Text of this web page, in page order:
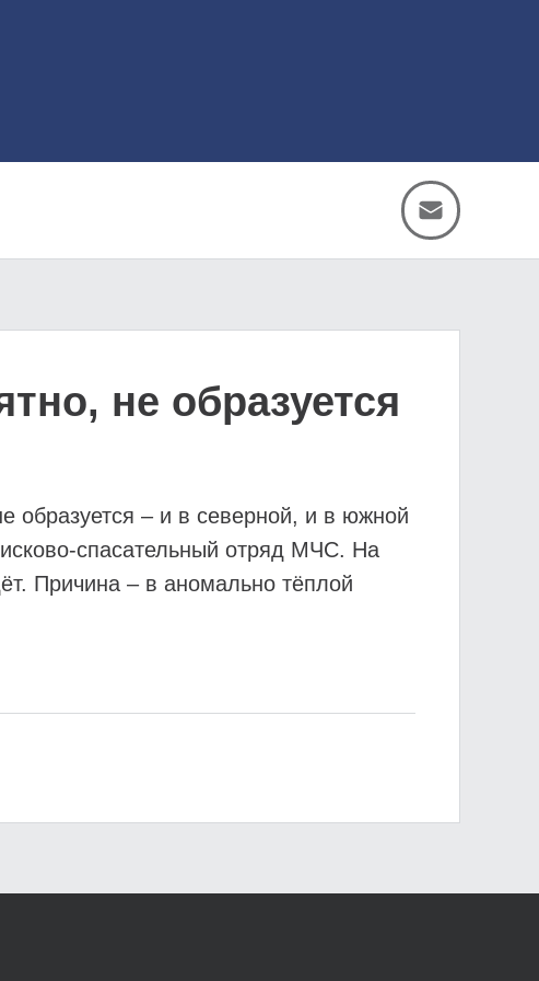
не образуется
образуется – и в северной, и в южной
спасательный отряд МЧС. На
Причина – в аномально тёплой